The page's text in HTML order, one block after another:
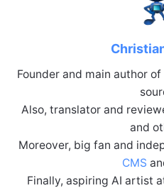
Founder and main author
Also, translator and
and
Moreover, big fan and
CMS
Finally, aspiring AI artist